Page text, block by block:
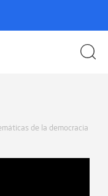
de la democracia